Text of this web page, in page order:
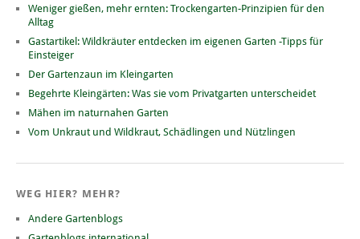
Weniger gießen, mehr ernten: Trockengarten-Prinzipien für den
Alltag
Gastartikel: Wildkräuter entdecken im eigenen Garten -Tipps für
Einsteiger
Der Gartenzaun im Kleingarten
Begehrte Kleingärten: Was sie vom Privatgarten unterscheidet
Mähen im naturnahen Garten
Vom Unkraut und Wildkraut, Schädlingen und Nützlingen
WEG HIER? MEHR?
Andere Gartenblogs